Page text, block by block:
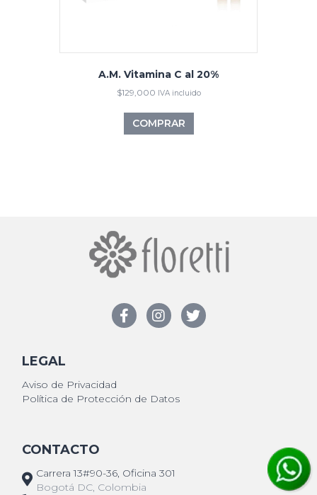
A.M. Vitamina C al 20%
$129,000 IVA incluido
COMPRAR
LEGAL
Aviso de Privacidad
Política de Protección de Datos
CONTACTO
Carrera 13#90-36, Oficina 301
Bogotá DC, Colombia